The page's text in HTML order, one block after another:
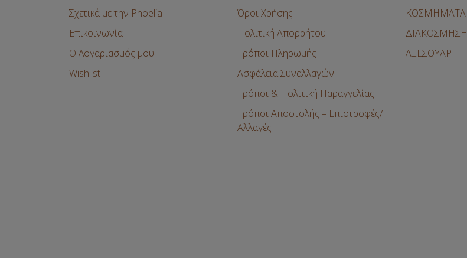
του
προϊόντος
Σχετικά με την Pnoelia
Επικοινωνία
Ο Λογαριασμός μου
Wishlist
Όροι Χρήσης
Πολιτική Απορρήτου
Τρόποι Πληρωμής
Ασφάλεια Συναλλαγών
Τρόποι & Πολιτική Παραγγελίας
Τρόποι Αποστολής – Επιστροφές/
Αλλαγές
ΚΟΣΜΗΜΑΤΑ
ΔΙΑΚΟΣΜΗΣΗ
ΑΞΕΣΟΥΑΡ